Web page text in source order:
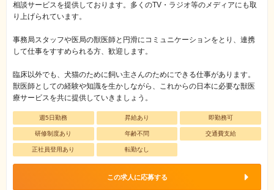
相談サービスを提供しております。多くのTV・ラジオ等のメディアにも取
り上げられています。
事務局スタッフや医局の獣医師と円滑にコミュニケーションをとり、連携
して仕事をすすめられる方、歓迎します。
臨床以外でも、犬猫のために飼い主さんのためにできる仕事があります。
獣医師としての経験や知識を生かしながら、これからの日本に必要な獣医
療サービスを共に提供していきましょう。
週5日勤務 昇給あり 即勤務可
研修制度あり 年齢不問 交通費支給
正社員登用あり 転勤なし
この求人に応募する